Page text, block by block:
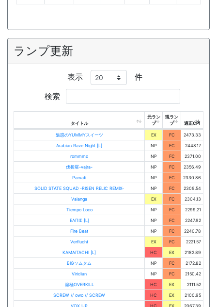
ランプ更新
表示 件
検索
タイトル
元ラン
プ
現ラン
プ
適正CPI
魅惑のYUMMYスイーツ EX FC
2473.33
Arabian Rave Night [L]
NP FC
2448.17
rommmo
NP FC
2371.00
伐折羅-vajra-
NP FC
2356.49
Parvati
NP FC
2330.86
SOLID STATE SQUAD -RISEN RELIC REMIX-
NP FC
2309.54
Valanga
EX FC
2304.13
Tiempo Loco
NP FC
2299.21
ΕΛΠΙΣ [L]
NP FC
2247.92
Fire Beat
NP FC
2240.78
Verflucht
EX FC
2221.57
KAMAITACHI [L]
HC EX
2182.89
BIGソムタム
NP FC
2172.82
Viridian
NP FC
2150.42
焔極OVERKILL
HC EX
2111.52
SCREW // owo // SCREW
HC EX
2100.95
VOX UP
HC EX
2067.39